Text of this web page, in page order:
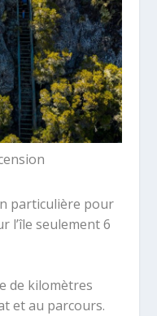
particulière pour
l’île seulement 6
de kilomètres
et au parcours.